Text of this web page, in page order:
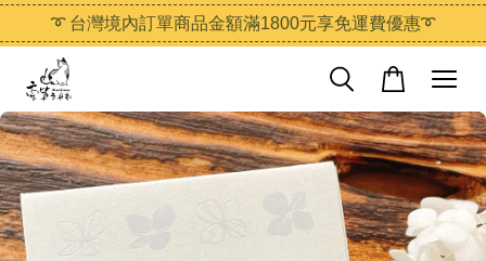
➰ 台灣境內訂單商品金額滿1800元享免運費優惠➰